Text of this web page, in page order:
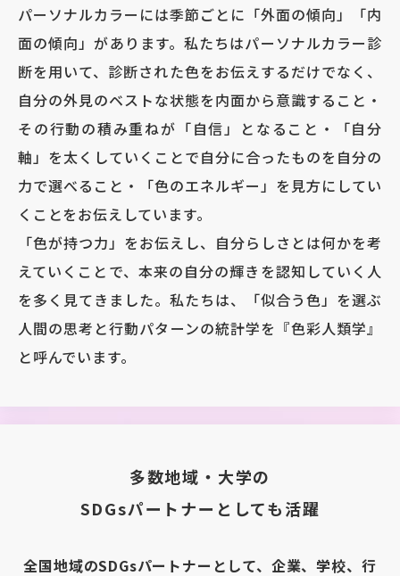
パーソナルカラーには季節ごとに「外面の傾向」「内
面の傾向」があります。私たちはパーソナルカラー診
断を用いて、診断された色をお伝えするだけでなく、
自分の外見のベストな状態を内面から意識すること・
その行動の積み重ねが「自信」となること・「自分
軸」を太くしていくことで自分に合ったものを自分の
力で選べること・「色のエネルギー」を見方にしてい
くことをお伝えしています。
「色が持つ力」をお伝えし、自分らしさとは何かを考
えていくことで、本来の自分の輝きを認知していく人
を多く見てきました。私たちは、「似合う色」を選ぶ
人間の思考と行動パターンの統計学を『色彩人類学』
と呼んでいます。
多数地域・大学の
SDGsパートナーとしても活躍
全国地域のSDGsパートナーとして、 企業、学校、行